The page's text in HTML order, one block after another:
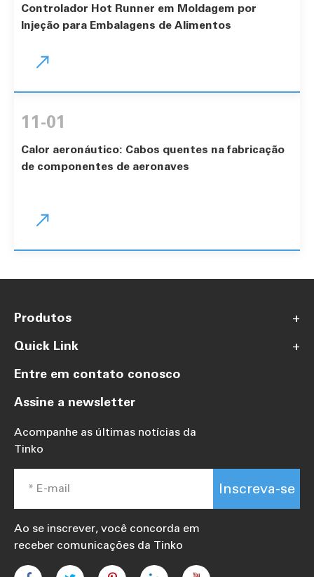
Controlador Hot Runner em Moldagem por
Injeção para Embalagens de Alimentos

11-01
Calor aeronáutico: Cabos quentes na fabricação
de componentes de aeronaves

Produtos
+
Quick Link
+
Entre em contato conosco
Assine a newsletter
Acompanhe as últimas notícias da
Tinko
Inscreva-se
Ao se inscrever, você concorda em
receber comunicações da Tinko